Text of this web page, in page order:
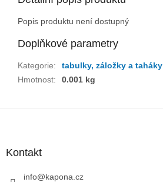
Popis produktu není dostupný
Doplňkové parametry
Kategorie:
tabulky, záložky a taháky
Hmotnost: 0.001 kg
Kontakt
info@kapona.cz